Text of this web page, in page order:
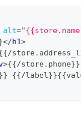
alt="
</h1>
>{{/store.phone}}
{{/